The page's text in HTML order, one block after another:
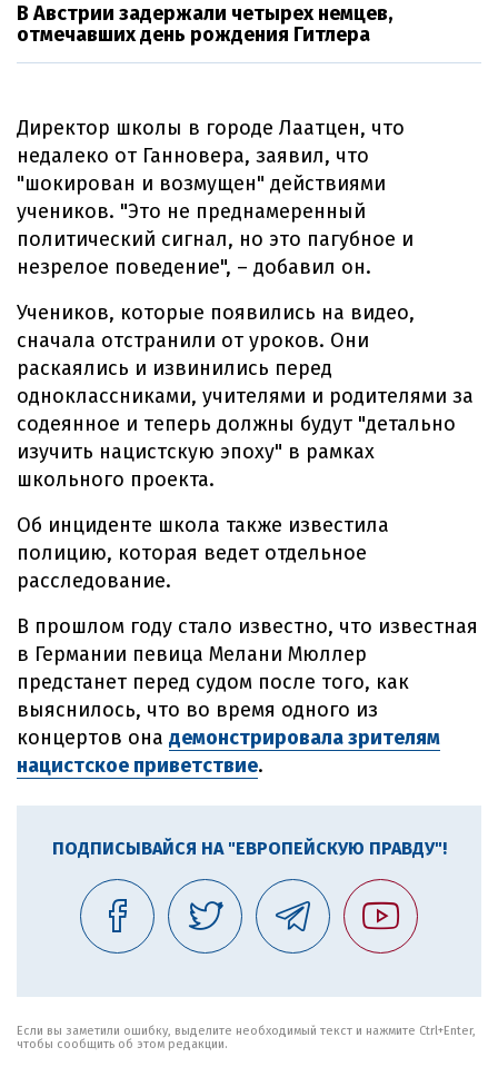
В Австрии задержали четырех немцев,
отмечавших день рождения Гитлера
Директор школы в городе Лаатцен, что
недалеко от Ганновера, заявил, что
"шокирован и возмущен" действиями
учеников. "Это не преднамеренный
политический сигнал, но это пагубное и
незрелое поведение", – добавил он.
Учеников, которые появились на видео,
сначала отстранили от уроков. Они
раскаялись и извинились перед
одноклассниками, учителями и родителями за
содеянное и теперь должны будут "детально
изучить нацистскую эпоху" в рамках
школьного проекта.
Об инциденте школа также известила
полицию, которая ведет отдельное
расследование.
В прошлом году стало известно, что известная
в Германии певица Мелани Мюллер
предстанет перед судом после того, как
выяснилось, что во время одного из
концертов она демонстрировала зрителям
нацистское приветствие.
ПОДПИСЫВАЙСЯ НА "ЕВРОПЕЙСКУЮ ПРАВДУ"!
Если вы заметили ошибку, выделите необходимый текст и нажмите Ctrl+Enter,
чтобы сообщить об этом редакции.